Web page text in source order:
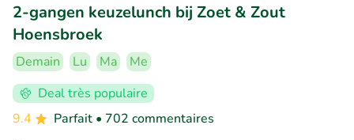
2-gangen keuzelunch bij Zoet & Zout
Hoensbroek
Demain Lu Ma
Me
Deal très populaire
9.4
Parfait • 702 commentaires